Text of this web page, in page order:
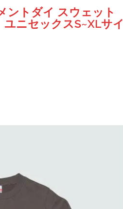
ントダイ スウェット
ニセックスS~XLサイ